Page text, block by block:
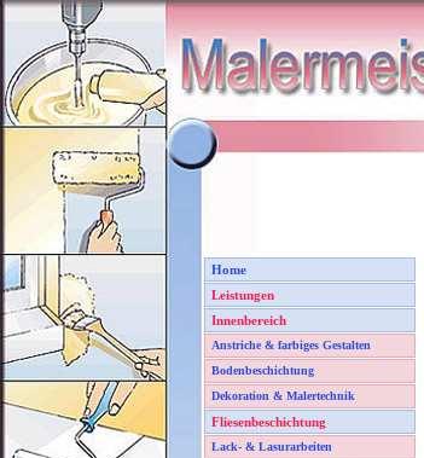
Home
Leistungen
Innenbereich
Anstriche & farbiges Gestalten
Bodenbeschichtung
Dekoration & Malertechnik
Fliesenbeschichtung
Lack- & Lasurarbeiten